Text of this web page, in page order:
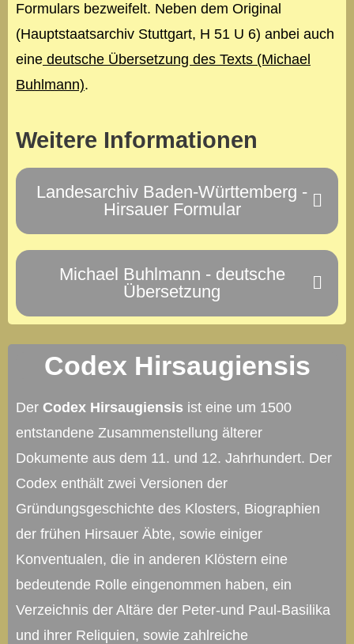
Formulars bezweifelt. Neben dem Original
(Hauptstaatsarchiv Stuttgart, H 51 U 6) anbei auch
eine deutsche Übersetzung des Texts (Michael
Buhlmann).
Weitere Informationen
Landesarchiv Baden-Württemberg -
Hirsauer Formular
Michael Buhlmann - deutsche
Übersetzung
Codex Hirsaugiensis
Der Codex Hirsaugiensis ist eine um 1500
entstandene Zusammenstellung älterer
Dokumente aus dem 11. und 12. Jahrhundert. Der
Codex enthält zwei Versionen der
Gründungsgeschichte des Klosters, Biographien
der frühen Hirsauer Äbte, sowie einiger
Konventualen, die in anderen Klöstern eine
bedeutende Rolle eingenommen haben, ein
Verzeichnis der Altäre der Peter-und Paul-Basilika
und ihrer Reliquien, sowie zahlreiche